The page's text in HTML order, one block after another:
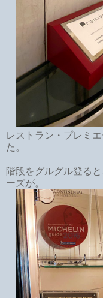
レストラン・プレミ
た。
階段をグルグル登る
ーズが。